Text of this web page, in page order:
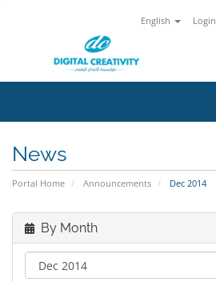
English Login
News
Portal Home Announcements Dec 2014
By Month